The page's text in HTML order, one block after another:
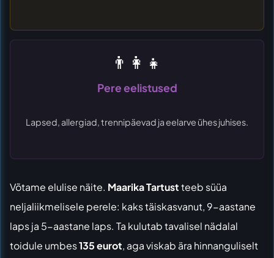
👨‍👩‍👧
Pere eelistused
Lapsed, allergiad, trennipäevad ja eelarve ühes juhises.
Võtame elulise näite. Maarika Tartustteeb süüa
neljaliikmelisele perele: kaks täiskasvanut, 9-aastane
laps ja 5-aastane laps. Ta kulutab tavalisel nädalal
toidule umbes135 eurot, aga viskab ära hinnanguliselt